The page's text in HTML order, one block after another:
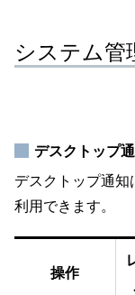
システム管
デスクトップ
デスクトップ通知
利用できます。
操作